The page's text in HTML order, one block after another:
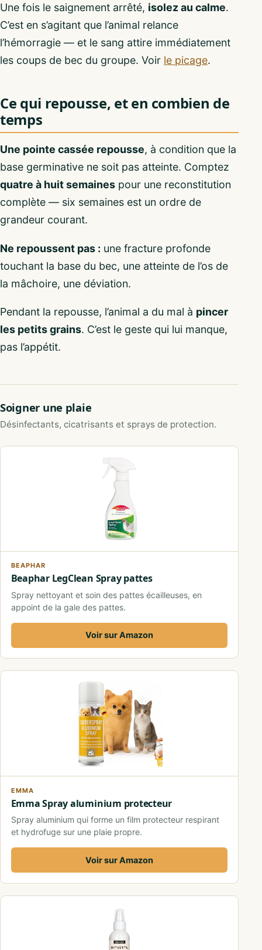
Une fois le saignement arrêté, isolez au calme.
C’est en s’agitant que l’animal relance
l’hémorragie — et le sang attire immédiatement
les coups de bec du groupe. Voir le picage.
Ce qui repousse, et en combien de
temps
Une pointe cassée repousse, à condition que la
base germinative ne soit pas atteinte. Comptez
quatre à huit semaines pour une reconstitution
complète — six semaines est un ordre de
grandeur courant.
Ne repoussent pas : une fracture profonde
touchant la base du bec, une atteinte de l’os de
la mâchoire, une déviation.
Pendant la repousse, l’animal a du mal à pincer
les petits grains. C’est le geste qui lui manque,
pas l’appétit.
Soigner une plaie
Désinfectants, cicatrisants et sprays de protection.
BEAPHAR
Beaphar LegClean Spray pattes
Spray nettoyant et soin des pattes écailleuses, en
appoint de la gale des pattes.
Voir sur Amazon
EMMA
Emma Spray aluminium protecteur
Spray aluminium qui forme un film protecteur respirant
et hydrofuge sur une plaie propre.
Voir sur Amazon